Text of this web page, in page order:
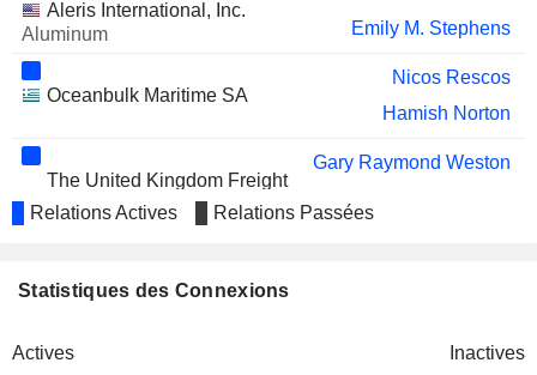
Aleris International, Inc.
Aluminum
Emily M. Stephens
Oceanbulk Maritime SA
Nicos Rescos
Hamish Norton
The United Kingdom Freight
Demurrage & Defence
Gary Raymond Weston
Relations Actives Relations Passées
Statistiques des Connexions
Actives Inactives